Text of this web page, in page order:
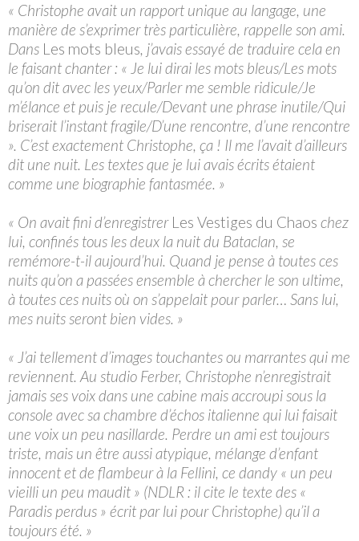
« Christophe avait un rapport unique au langage, une
manière de s’exprimer très particulière, rappelle son ami.
Dans Les mots bleus, j’avais essayé de traduire cela en
le faisant chanter : « Je lui dirai les mots bleus/Les mots
qu’on dit avec les yeux/Parler me semble ridicule/Je
m’élance et puis je recule/Devant une phrase inutile/Qui
briserait l’instant fragile/D’une rencontre, d’une rencontre
». C’est exactement Christophe, ça ! Il me l’avait d’ailleurs
dit une nuit. Les textes que je lui avais écrits étaient
comme une biographie fantasmée. »
« On avait fini d’enregistrer Les Vestiges du Chaos chez
lui, confinés tous les deux la nuit du Bataclan, se
remémore-t-il aujourd’hui. Quand je pense à toutes ces
nuits qu’on a passées ensemble à chercher le son ultime,
à toutes ces nuits où on s’appelait pour parler… Sans lui,
mes nuits seront bien vides. »
« J’ai tellement d’images touchantes ou marrantes qui me
reviennent. Au studio Ferber, Christophe n’enregistrait
jamais ses voix dans une cabine mais accroupi sous la
console avec sa chambre d’échos italienne qui lui faisait
une voix un peu nasillarde. Perdre un ami est toujours
triste, mais un être aussi atypique, mélange d’enfant
innocent et de flambeur à la Fellini, ce dandy « un peu
vieilli un peu maudit » (NDLR : il cite le texte des «
Paradis perdus » écrit par lui pour Christophe) qu’il a
toujours été. »